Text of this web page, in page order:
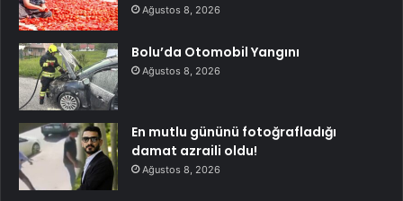
Ağustos 8, 2026
Bolu’da Otomobil Yangını
Ağustos 8, 2026
En mutlu gününü fotoğrafladığı
damat azraili oldu!
Ağustos 8, 2026